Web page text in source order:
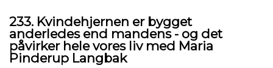
233. Kvindehjernen er bygget
anderledes end mandens - og det
påvirker hele vores liv med Maria
Pinderup Langbak